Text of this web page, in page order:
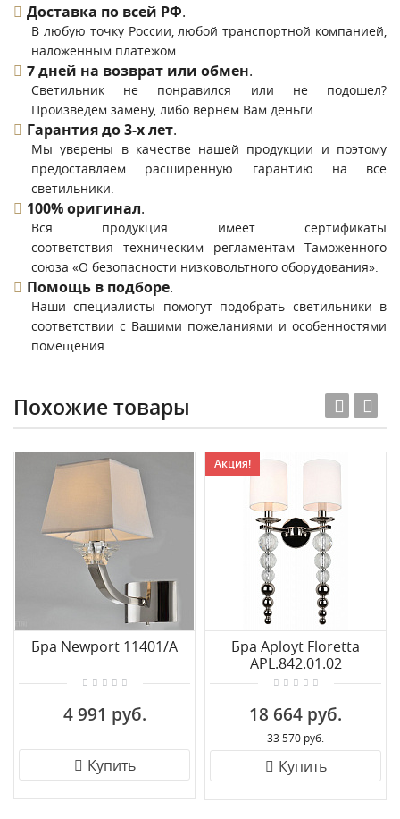
Доставка по всей РФ.
В любую точку России, любой транспортной компанией,
наложенным платежом.
7 дней на возврат или обмен.
Светильник не понравился или не подошел?
Произведем замену, либо вернем Вам деньги.
Гарантия до 3-х лет.
Мы уверены в качестве нашей продукции и поэтому
предоставляем расширенную гарантию на все
светильники.
100% оригинал.
Вся продукция имеет сертификаты
соответствия техническим регламентам Таможенного
союза «О безопасности низковольтного оборудования».
Помощь в подборе.
Наши специалисты помогут подобрать светильники в
соответствии с Вашими пожеланиями и особенностями
помещения.
Похожие товары
Бра Newport 11401/A
4 991 руб.
Купить
Акция!
Бра Aployt Floretta
APL.842.01.02
18 664 руб.
33 570 руб.
Купить